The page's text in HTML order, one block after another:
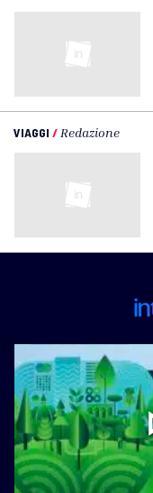
VIAGGI / Redazione